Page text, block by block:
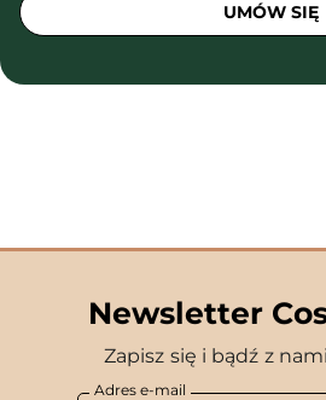
UMÓW SIĘ
Newsletter
Zapisz się i bądź z
Adres e-mail